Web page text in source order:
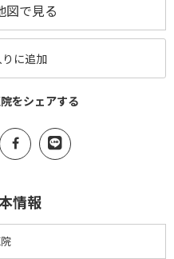
図で見る
に追加
をシェアする
情報